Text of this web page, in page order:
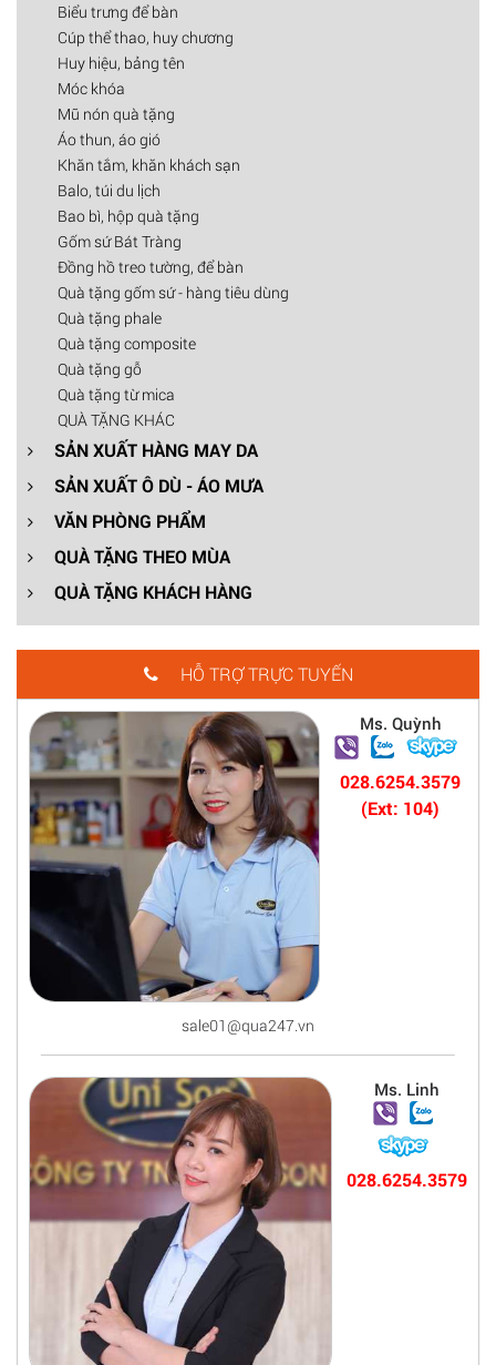
Biểu trưng để bàn
Cúp thể thao, huy chương
Huy hiệu, bảng tên
Móc khóa
Mũ nón quà tặng
Áo thun, áo gió
Khăn tắm, khăn khách sạn
Balo, túi du lịch
Bao bì, hộp quà tặng
Gốm sứ Bát Tràng
Đồng hồ treo tường, để bàn
Quà tặng gốm sứ - hàng tiêu dùng
Quà tặng phale
Quà tặng composite
Quà tặng gỗ
Quà tặng từ mica
QUÀ TẶNG KHÁC
SẢN XUẤT HÀNG MAY DA
SẢN XUẤT Ô DÙ - ÁO MƯA
VĂN PHÒNG PHẨM
QUÀ TẶNG THEO MÙA
QUÀ TẶNG KHÁCH HÀNG
HỖ TRỢ TRỰC TUYẾN
Ms. Quỳnh
028.6254.3579
(Ext: 104)
sale01@qua247.vn
Ms. Linh
028.6254.3579